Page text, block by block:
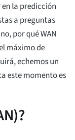
la predicción
a preguntas
por qué WAN
máximo de
echemos un
este momento es